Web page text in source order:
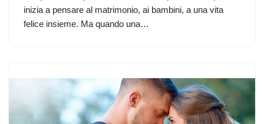
inizia a pensare al matrimonio, ai bambini, a una vita
felice insieme. Ma quando una…